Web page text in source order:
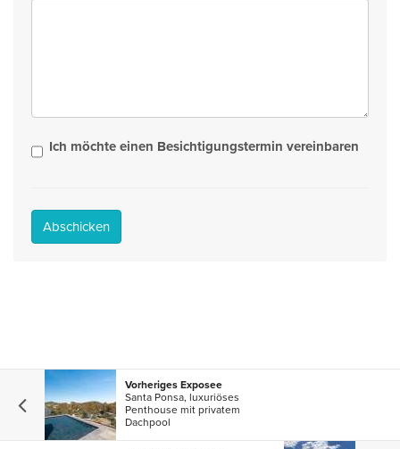
Ich möchte einen Besichtigungstermin vereinbaren
Abschicken
Vorheriges Exposee
Santa Ponsa, luxuriöses
Penthouse mit privatem
Dachpool